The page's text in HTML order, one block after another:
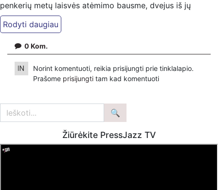
penkerių metų laisvės atėmimo bausme, dvejus iš jų
atliekant kalėjime. Poros advokatai teigia skųsiantys
teismo sprendimą.
Lietuvos televizija (LTV) – visuomeninis naujienų
transliuotojas, kurio misija – tarnauti visuomenei, teikiant
objektyvią, patikimą informaciją Lietuvoje ir pasaulyje
gyvenantiems žmonėms.
Lietuvos televizija – bendras JAV ir JK išeivijos projektas.
Kviečiame bendradarbiauti. Rašykite:
Skelbdami Lietuvos televizijos (LTV) informaciją
0 Kom.
Norint komentuoti, reikia prisijungti prie tinklalapio.
Prašome prisijungti tam kad komentuoti
Žiūrėkite PressJazz TV